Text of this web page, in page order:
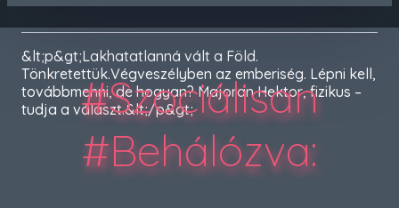
&lt;p&gt;Lakhatatlanná vált a Föld.
Tönkretettük.Végveszélyben az emberiség. Lépni kell,
továbbmenni, de hogyan? Majoran Hektor, fizikus –
tudja a választ.&lt;/p&gt;
#Szociálisan
#Behálózva: